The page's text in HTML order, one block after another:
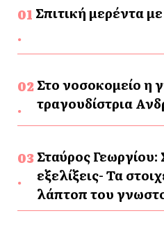
Σπιτική μερέντα
Στο νοσοκομείο η
τραγουδίστρια
Σταύρος Γεωργίου:
εξελίξεις- Τα
λάπτοπ του